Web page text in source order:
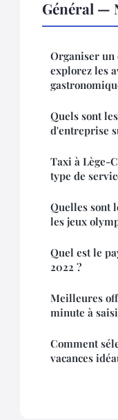
Général —
Organiser
explorez les
Quels sont
d'entreprise
Taxi à Lège-
type de
Quelles sont
les jeux
Quel est le
2022 ?
Meilleures
minute à
Comment
vacances